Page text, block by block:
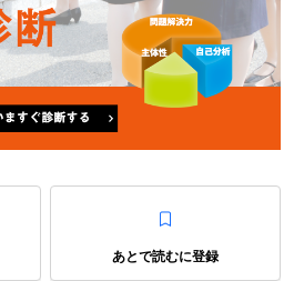
あとで読むに登録